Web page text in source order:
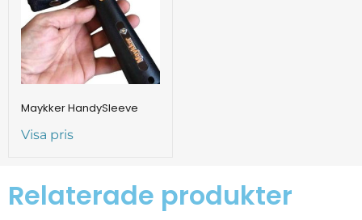
Maykker HandySleeve
Visa pris
Relaterade produkter